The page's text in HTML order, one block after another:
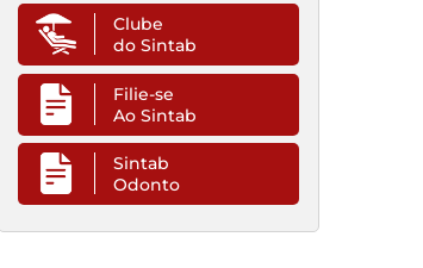
Clube
do Sintab
Filie-se
Ao Sintab
Sintab
Odonto